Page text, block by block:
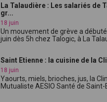
La Talaudière : Les salariés de
gr...
18 juin
Un mouvement de grève a
juin dès 5h chez Talogic, à La
Saint Etienne : la cuisine de la
18 juin
Yaourts, miels, brioches, jus, la
Mutualiste AESIO Santé de Saint-